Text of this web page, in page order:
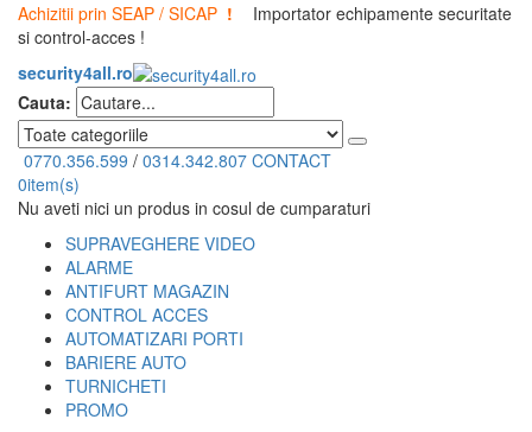
Achizitii prin SEAP / SICAP !
Importator echipamente securitate
si control-acces !
security4all.ro
Cauta:
0770.356.599 / 0314.342.807 CONTACT
0item(s)
Nu aveti nici un produs in cosul de cumparaturi
SUPRAVEGHERE VIDEO
ALARME
ANTIFURT MAGAZIN
CONTROL ACCES
AUTOMATIZARI PORTI
BARIERE AUTO
TURNICHETI
PROMO